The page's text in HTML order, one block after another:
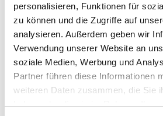
personalisieren, Funktionen für
zu können und die Zugriffe auf
analysieren. Außerdem geben wir
Verwendung unserer Website an
soziale Medien, Werbung und
Partner führen diese Informationen
weiteren Daten zusammen, die Sie
haben oder die sie im Rahmen
Breite in centimeter
Gebinde